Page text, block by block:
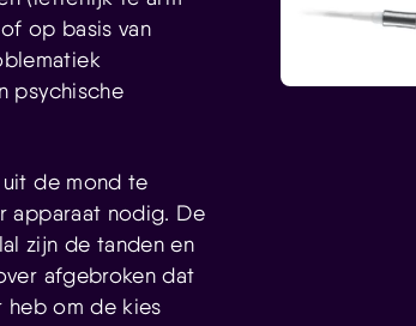
op basis van
psychische
de mond te
apparaat nodig. De
zijn de tanden en
afgebroken dat
heb om de kies